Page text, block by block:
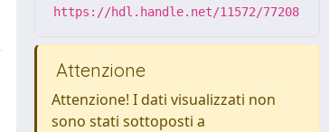
https://hdl.handle.net/11572/77208
Attenzione
Attenzione! I dati visualizzati non
sono stati sottoposti a